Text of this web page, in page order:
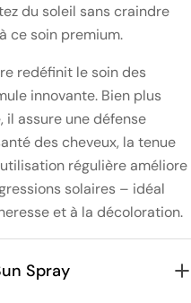
du soleil sans craindre
ce soin premium.
redéfinit le soin des
innovante. Bien plus
il assure une défense
des cheveux, la tenue
régulière améliore
solaires – idéal
et à la décoloration.
Spray